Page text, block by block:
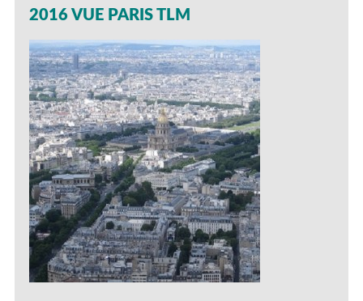
2016 VUE PARIS TLM